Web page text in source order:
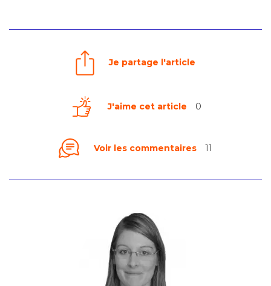
Je partage l'article
J'aime cet article 0
Voir les commentaires 11